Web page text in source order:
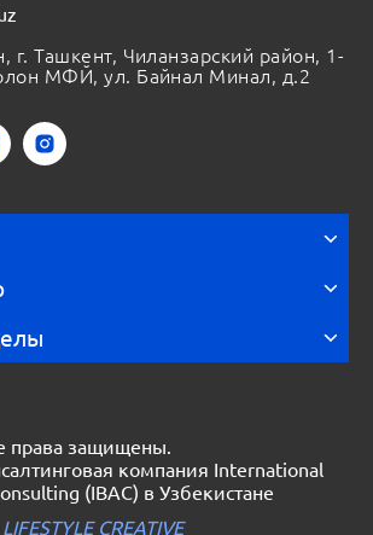
г. Ташкент, Чиланзарский район, 1-
МФЙ, ул. Байнал Минал, д.2
права защищены.
компания International
(IBAC) в Узбекистане
LIFESTYLE CREATIVE